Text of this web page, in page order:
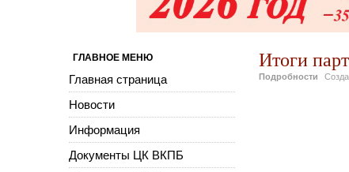
Итоги
Подробности
ГЛАВНОЕ МЕНЮ
Главная страница
Новости
Информация
Документы ЦК ВКПБ